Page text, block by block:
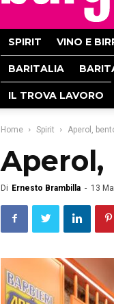
SPIRIT VINO E
BARITALIA
IL TROVA LAVORO
Home Spirit Aperol,
Aperol,
Di Ernesto Brambilla - 13